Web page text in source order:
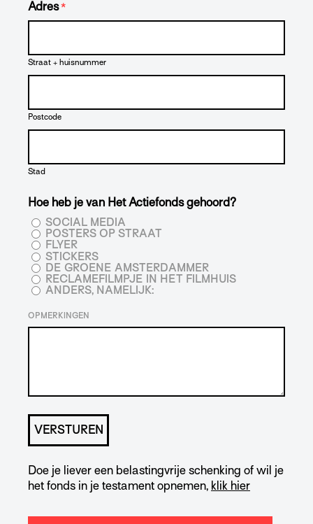
Adres *
Straat + huisnummer
Postcode
Stad
Hoe heb je van Het Actiefonds gehoord?
SOCIAL MEDIA
POSTERS OP STRAAT
FLYER
STICKERS
DE GROENE AMSTERDAMMER
RECLAMEFILMPJE IN HET FILMHUIS
ANDERS, NAMELIJK:
OPMERKINGEN
Doe je liever een belastingvrije schenking of wil je
het fonds in je testament opnemen, klik hier